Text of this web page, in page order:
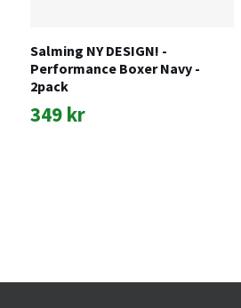
Salming NY DESIGN! -
Performance Boxer Navy -
2pack
349 kr